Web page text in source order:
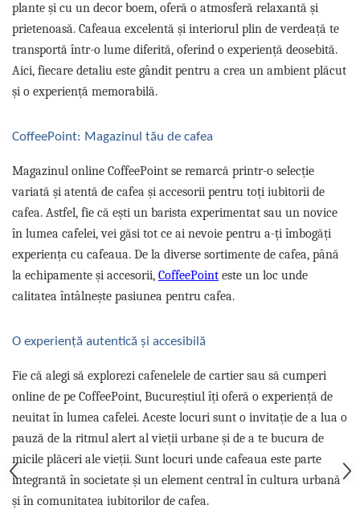
plante și cu un decor boem, oferă o atmosferă relaxantă și
prietenoasă. Cafeaua excelentă și interiorul plin de verdeață te
transportă într-o lume diferită, oferind o experiență deosebită.
Aici, fiecare detaliu este gândit pentru a crea un ambient plăcut
și o experiență memorabilă.
CoffeePoint: Magazinul tău de cafea
Magazinul online CoffeePoint se remarcă printr-o selecție
variată și atentă de cafea și accesorii pentru toți iubitorii de
cafea. Astfel, fie că ești un barista experimentat sau un novice
în lumea cafelei, vei găsi tot ce ai nevoie pentru a-ți îmbogăți
experiența cu cafeaua. De la diverse sortimente de cafea, până
la echipamente și accesorii, CoffeePoint este un loc unde
calitatea întâlnește pasiunea pentru cafea.
O experiență autentică și accesibilă
Fie că alegi să explorezi cafenelele de cartier sau să cumperi
online de pe CoffeePoint, Bucureștiul îți oferă o experiență de
neuitat în lumea cafelei. Aceste locuri sunt o invitație de a lua o
pauză de la ritmul alert al vieții urbane și de a te bucura de
micile plăceri ale vieții. Sunt locuri unde cafeaua este parte
integrantă în societate și un element central în cultura urbană
și în comunitatea iubitorilor de cafea.